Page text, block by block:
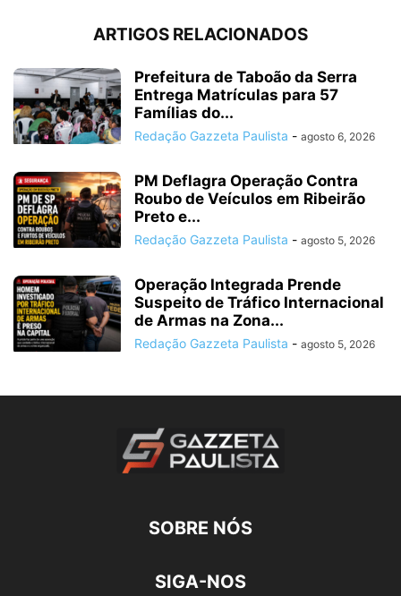
ARTIGOS RELACIONADOS
Prefeitura de Taboão da Serra
Entrega Matrículas para 57
Famílias do...
Redação Gazzeta Paulista - agosto 6, 2026
PM Deflagra Operação Contra
Roubo de Veículos em Ribeirão
Preto e...
Redação Gazzeta Paulista - agosto 5, 2026
Operação Integrada Prende
Suspeito de Tráfico Internacional
de Armas na Zona...
Redação Gazzeta Paulista - agosto 5, 2026
SOBRE NÓS
SIGA-NOS